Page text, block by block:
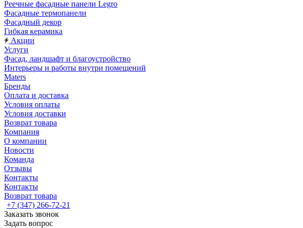
Реечные фасадные панели Legro
Фасадные термопанели
Фасадный декор
Гибкая керамика
Акции
Услуги
Фасад, ландшафт и благоустройство
Интерьеры и работы внутри помещений
Maters
Бренды
Оплата и доставка
Условия оплаты
Условия доставки
Возврат товара
Компания
О компании
Новости
Команда
Отзывы
Контакты
Контакты
Возврат товара
+7 (347) 266-72-21
Заказать звонок
Задать вопрос